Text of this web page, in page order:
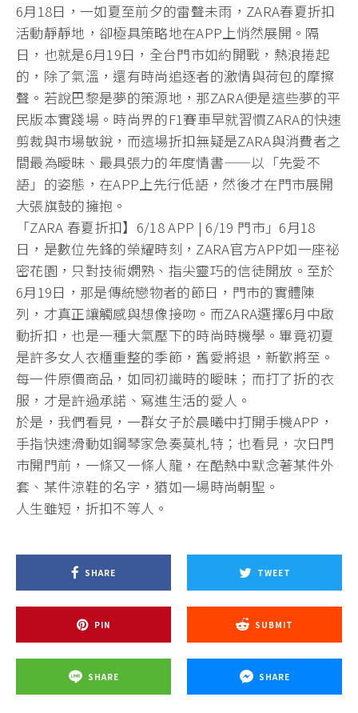
6月18日，一如夏至前夕的雷聲未雨，ZARA春夏折扣
活動靜靜地，卻極具策略地在APP上悄然展開。隔
日，也就是6月19日，全台門市如約開戰，熱浪捲起
的，除了氣溫，還有時尚追逐者的激情與荷包的摩擦
聲。若說巴黎是夢的策源地，那ZARA便是這些夢的平
民版本實踐場。時尚界的F1賽車早就習慣ZARA的快速
剪裁與市場敏銳，而這場折扣無疑是ZARA與消費者之
間最為曖昧、最具張力的年度情書——以「先愛不
語」的姿態，在APP上先行低語，然後才在門市展開
大張旗鼓的擁抱。
「ZARA 春夏折扣】6/18 APP | 6/19 門市」6月18
日，是數位先鋒的榮耀時刻，ZARA官方APP如一座祕
密花園，只對技術嫻熟、指尖靈巧的信徒開放。至於
6月19日，那是傳統戀物者的節日，門市的實體陳
列，才真正讓觸感與想像接吻。而ZARA選擇6月中啟
動折扣，也是一種大氣壓下的時尚時機學。畢竟初夏
是許多女人衣櫃重整的季節，舊愛將退，新歡將至。
每一件原價商品，如同初識時的曖昧；而打了折的衣
服，才是許過承諾、寫進生活的愛人。
於是，我們看見，一群女子於晨曦中打開手機APP，
手指快速滑動如鋼琴家急奏莫札特；也看見，次日門
市開門前，一條又一條人龍，在酷熱中默念著某件外
套、某件涼鞋的名字，猶如一場時尚朝聖。
人生雖短，折扣不等人。
SHARE TWEET
PIN SUBMIT
SHARE SHARE